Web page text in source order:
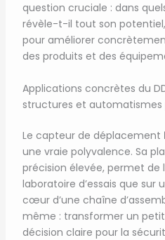
question cruciale : dans
révèle-t-il tout son
pour améliorer
des produits et des
Applications concrètes du
structures et automatismes
Le capteur de déplacement
une vraie polyvalence. Sa
précision élevée, permet de
laboratoire d’essais que sur
cœur d’une chaîne
même : transformer un
décision claire pour la